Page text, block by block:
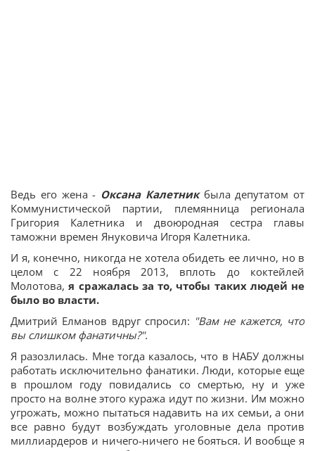
Ведь его жена - Оксана Калетникбыла депутатом от
Коммунистической партии, племянница регионала
Григория Калетника и двоюродная сестра главы
таможни времен Януковича Игоря Калетника.
И я, конечно, никогда не хотела обидеть ее лично, но в
целом с 22 ноября 2013, вплоть до коктейлей
Молотова,я сражалась за то, чтобы таких людей не
было во власти.
Дмитрий Елманов вдруг спросил: "Вам не кажется, что
вы слишком фанатичны?".
Я разозлилась. Мне тогда казалось, что в НАБУ должны
работать исключительно фанатики. Люди, которые еще
в прошлом году повидались со смертью, ну и уже
просто на волне этого куража идут по жизни. Им можно
угрожать, можно пытаться надавить на их семьи, а они
все равно будут возбуждать уголовные дела против
миллиардеров и ничего-ничего не бояться. И вообще я